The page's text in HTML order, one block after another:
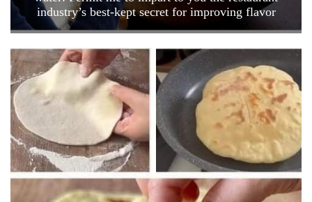
industry’s best-kept secret for improving flavor